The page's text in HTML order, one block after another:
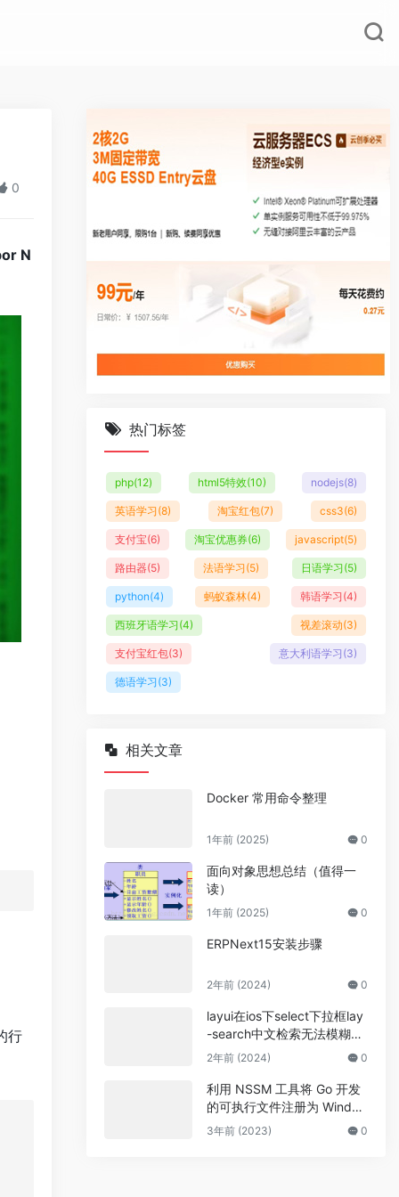
0
N
行
热门标签
php(12) html5特效(10) nodejs(8)
英语学习(8) 淘宝红包(7) css3(6)
支付宝(6) 淘宝优惠券(6) javascript(5)
路由器(5) 法语学习(5) 日语学习(5)
python(4) 蚂蚁森林(4) 韩语学习(4)
西班牙语学习(4) 视差滚动(3)
支付宝红包(3) 意大利语学习 (3)
德语学习(3)
相关文章
Docker 常用命令整理
1年前 (2025) 0
面向对象思想总结（值得一
读）
1年前 (2025) 0
ERPNext15安装步骤
2年前 (2024) 0
layui在ios下select下拉框lay
-search中文检索无法模糊查
询 英文可以的解决方法
2年前 (2024) 0
利用 NSSM 工具将 Go 开发
的可执行文件注册为 Windo
ws 系统服务
3年前 (2023) 0